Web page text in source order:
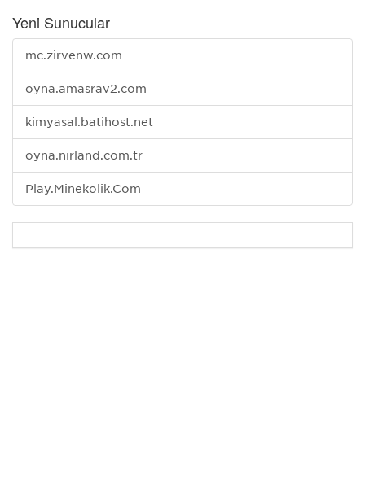
Yeni Sunucular
mc.zirvenw.com
oyna.amasrav2.com
kimyasal.batihost.net
oyna.nirland.com.tr
Play.Minekolik.Com